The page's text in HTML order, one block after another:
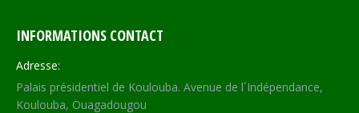
INFORMATIONS CONTACT
Adresse:
Palais présidentiel de Koulouba. Avenue de l´Indépendance,
Koulouba, Ouagadougou